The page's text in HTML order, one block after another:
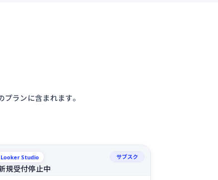
ランに含まれます。
Looker Studio サブスク
規受付停止中